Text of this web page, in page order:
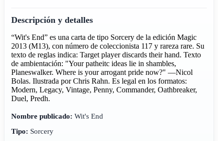
Descripción y detalles
“Wit's End” es una carta de tipo Sorcery de la edición Magic
2013 (M13), con número de coleccionista 117 y rareza rare. Su
texto de reglas indica: Target player discards their hand. Texto
de ambientación: "Your patheitc ideas lie in shambles,
Planeswalker. Where is your arrogant pride now?" —Nicol
Bolas. Ilustrada por Chris Rahn. Es legal en los formatos:
Modern, Legacy, Vintage, Penny, Commander, Oathbreaker,
Duel, Predh.
Nombre publicado: Wit's End
Tipo: Sorcery